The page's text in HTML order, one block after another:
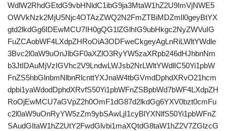
WdlW2RhdGEtdG9vbHNldC1ibG9ja3MtaW1hZ2U9ImVjNWE5
OWVkNzk2MjU5Njc4OTAzZWQ2N2FmZTBiMDZmIl0geyBtYX
gtd2lkdGg6IDEwMCU7IH0gQG1lZGlhIG9ubHkgc2NyZWVuIG
FuZCAobWF4LXdpZHRoOiA3ODFweCkgeyAgLnRiLWltYWdle
3Bvc2l0aW9uOnJlbGF0aXZlO3RyYW5zaXRpb246dHJhbnNm
b3JtIDAuMjVzIGVhc2V9LndwLWJsb2NrLWltYWdlIC50Yi1pbW
FnZS5hbGlnbmNlbnRlcnttYXJnaW4tbGVmdDphdXRvO21hcm
dpbi1yaWdodDphdXRvfS50Yi1pbWFnZSBpbWd7bWF4LXdpZH
RoOjEwMCU7aGVpZ2h0OmF1dG87d2lkdGg6YXV0bzt0cmFu
c2l0aW9uOnRyYW5zZm9ybSAwLjI1cyBlYXNlfS50Yi1pbWFnZ
SAudGItaW1hZ2UtY2FwdGlvbi1maXQtdG8taW1hZ2V7ZGlzcG